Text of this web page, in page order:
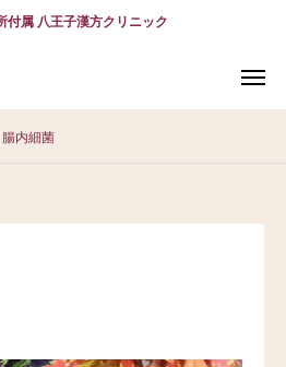
付属 八王子漢方クリニック
腸内細菌
WEB予約